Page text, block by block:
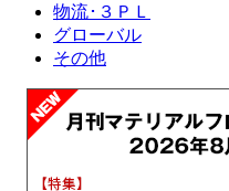
物流･３ＰＬ
グローバル
その他